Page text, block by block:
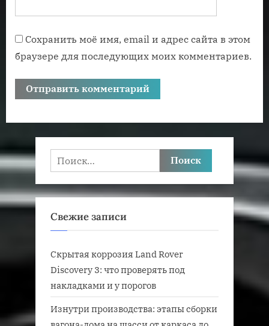
Сохранить моё имя, email и адрес сайта в этом
браузере для последующих моих комментариев.
Найти:
Свежие записи
Скрытая коррозия Land Rover
Discovery 3: что проверять под
накладками и у порогов
Изнутри производства: этапы сборки